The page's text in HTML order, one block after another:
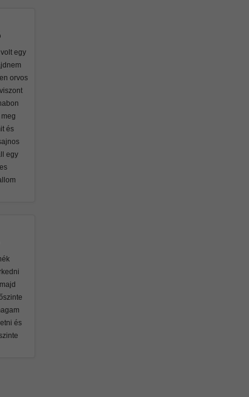
egy
orvos
és
egy
és